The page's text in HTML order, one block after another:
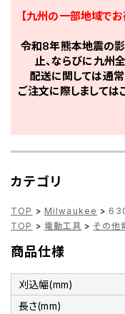
【九州の一部地域で
令和8年熊本地震の
止、ならびに九州
配送に関しては通常
ご注文に際しましては
カテゴリ
TOP > Milwaukee >
TOP > 電動工具 > その他
商品仕様
刈込幅(mm)
長さ(mm)